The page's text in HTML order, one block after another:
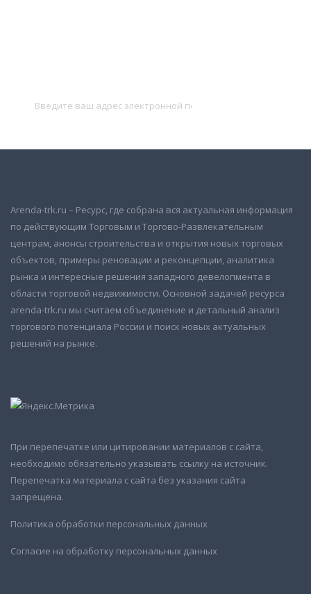
Arenda-trk.ru – Ресурс, где собрана вся актуальная информация
по действующим Торговым и Торгово-Развлекательным
центрам, анонсы строительства и открытия новых торговых
объектов, примеры реновации и реконцепции, аналитика
рынка и интересные решения западного девелопмента в
области торговой недвижимости. Основной задачей ресурса
arenda-trk.ru мы считаем объединение и детальный анализ
торгового потенциала России и поиск новых актуальных
решений на рынке.
При перепечатке или цитировании материалов с сайта,
необходимо обязательно указывать ссылку на источник.
Перепечатка материала с сайта без указания сайта
запрещена.
Политика обработки персональных данных
Согласие на обработку персональных данных